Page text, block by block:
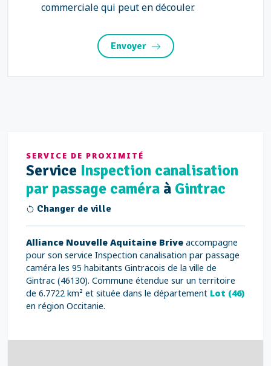
commerciale qui peut en découler.
Envoyer
SERVICE DE PROXIMITÉ
Service Inspection canalisation
par passage caméra à Gintrac
Changer de ville
Alliance Nouvelle Aquitaine Brive accompagne
pour son service Inspection canalisation par passage
caméra les 95 habitants Gintracois de la ville de
Gintrac (46130). Commune étendue sur un territoire
de 6.7722 km² et située dans le département Lot (46)
en région Occitanie.